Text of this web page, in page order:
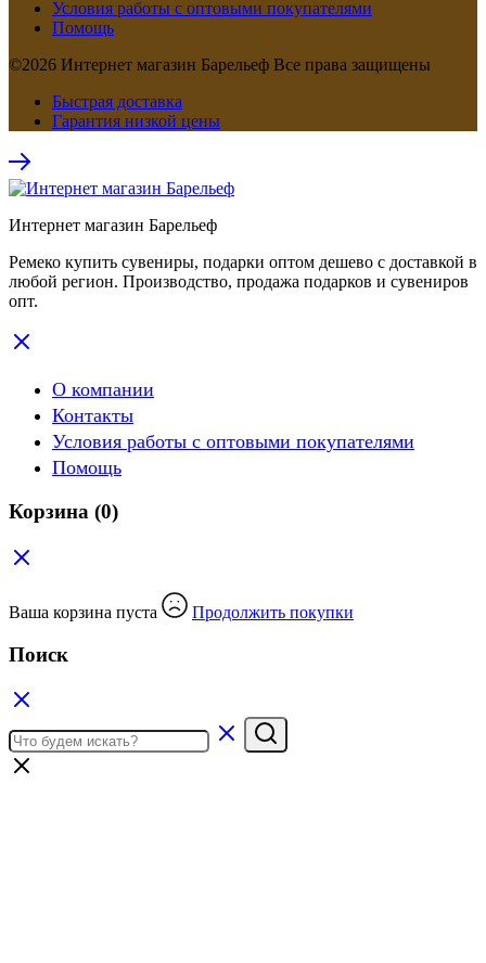
Условия работы с оптовыми покупателями
Помощь
©2026 Интернет магазин Барельеф Все права защищены
Быстрая доставка
Гарантия низкой цены
Интернет магазин Барельеф
Ремеко купить сувениры, подарки оптом дешево с доставкой в
любой регион. Производство, продажа подарков и сувениров
опт.
О компании
Контакты
Условия работы с оптовыми покупателями
Помощь
Корзина (0)
Ваша корзина пуста Продолжить покупки
Поиск